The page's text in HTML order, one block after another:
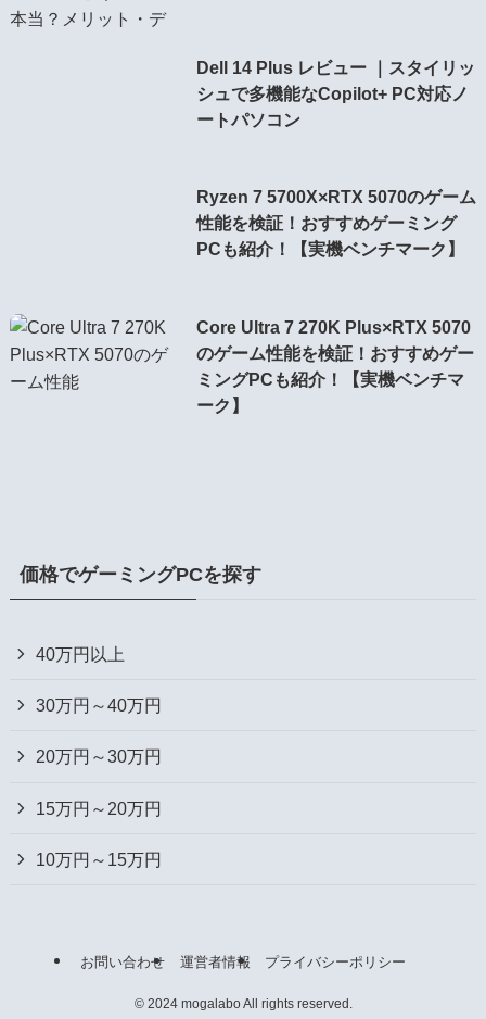
Dell 14 Plus レビュー ｜スタイリッ
シュで多機能なCopilot+ PC対応ノ
ートパソコン
Ryzen 7 5700X×RTX 5070のゲーム
性能を検証！おすすめゲーミング
PCも紹介！【実機ベンチマーク】
Core Ultra 7 270K Plus×RTX 5070
のゲーム性能を検証！おすすめゲー
ミングPCも紹介！【実機ベンチマ
ーク】
価格でゲーミングPCを探す
40万円以上
30万円～40万円
20万円～30万円
15万円～20万円
10万円～15万円
お問い合わせ 運営者情報 プライバシーポリシー
©2024 mogalabo All rights reserved.